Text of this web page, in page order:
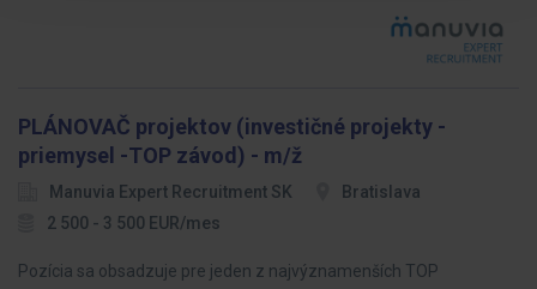
PLÁNOVAČ projektov (investičné projekty -
priemysel -TOP závod) - m/ž
Manuvia Expert Recruitment SK
Bratislava
2 500 - 3 500 EUR/mes
Pozícia sa obsadzuje pre jeden z najvýznamenších TOP